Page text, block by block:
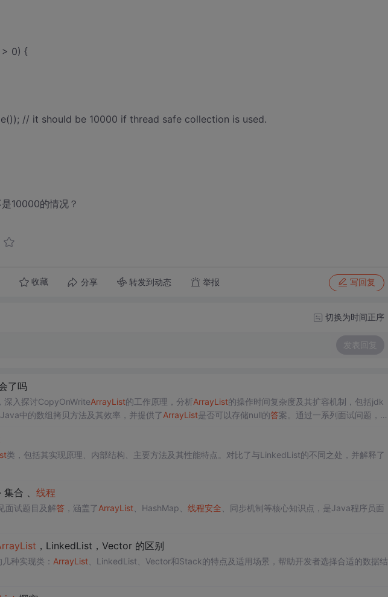
0) {
// it should be 10000 if thread safe collection is used.
10000的情况？
收藏 分享 转发到动态 举报 写回复
切换为时间正序
发表回复
了吗
深入探讨CopyOnWriteArrayList的工作原理，分析ArrayList的操作时间复杂度及其扩容机制，包括jdk
中的数组拷贝方法及其效率，并提供了ArrayList是否可以存储null的答案。通过一系列面试问题，全
类，包括其实现原理、内部结构、主要方法及其性能特点。对比了与LinkedList的不同之处，并解释了
合 、 线程
面试题目及解答，涵盖了ArrayList、HashMap、 线程安全 、同步机制等核心知识点，是Java程序员面
，LinkedList，Vector 的区别
种实现类： ArrayList、LinkedList、Vector和Stack的特点及适用场景，帮助开发者选择合适的数据结